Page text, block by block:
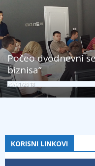
Počeo dvodnevni
biznisa”
29/01/2018
KORISNI LINKOVI